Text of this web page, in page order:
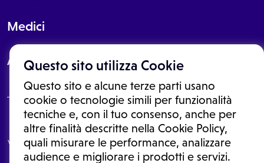
Questo sito utilizza Cookie
Questo sito e alcune terze parti usano
cookie o tecnologie simili per funzionalità
tecniche e, con il tuo consenso, anche per
altre finalità descritte nella Cookie Policy,
quali misurare le performance, analizzare
audience e migliorare i prodotti e servizi.
Medici
About
Le informazioni proposte in questo sito non sono un consulto medico.
In nessun caso, queste informazioni sostituiscono un consulto, una
visita o una diagnosi formulata dal medico. Non si devono considerare
le informazioni disponibili come suggerimenti per la formulazione di
una diagnosi, la determinazione di un trattamento o l'assunzione o